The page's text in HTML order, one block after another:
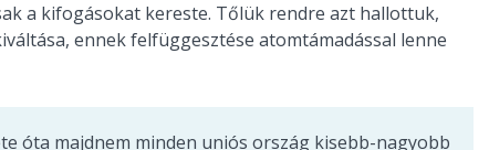
a kifogásokat kereste. Tőlük rendre azt hallottuk,
ennek felfüggesztése atomtámadással lenne
óta majdnem minden uniós ország kisebb-nagyobb